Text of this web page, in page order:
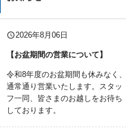
query_builder2026年8月06日
【お盆期間の営業について】
令和8年度のお盆期間も休みなく、
通常通り営業いたします。スタッ
フ一同、皆さまのお越しをお待ち
しております。